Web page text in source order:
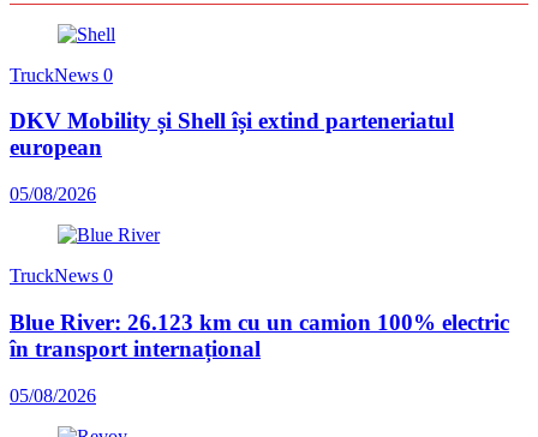
TruckNews 0
DKV Mobility și Shell își extind parteneriatul
european
05/08/2026
TruckNews 0
Blue River: 26.123 km cu un camion 100% electric
în transport internațional
05/08/2026